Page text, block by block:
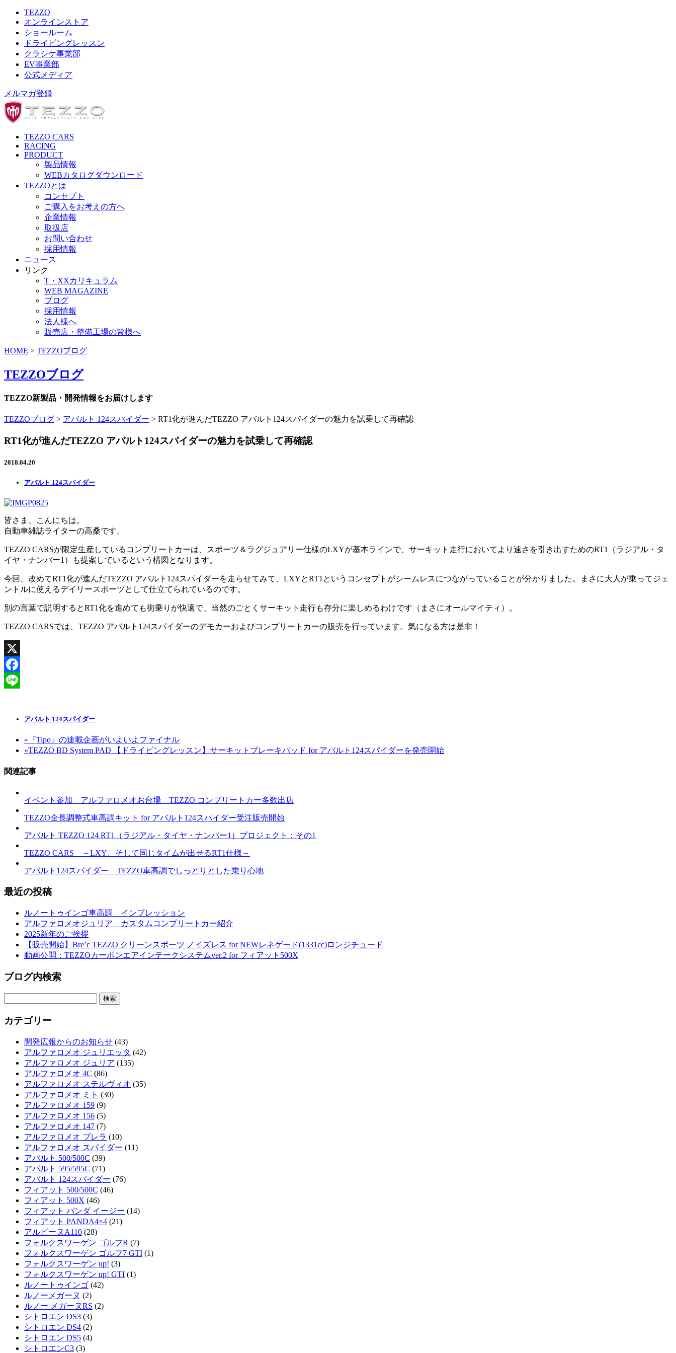
TEZZO
オンラインストア
ショールーム
ドライビングレッスン
クラシケ事業部
EV事業部
公式メディア
メルマガ登録
TEZZO CARS
RACING
PRODUCT
製品情報
WEBカタログダウンロード
TEZZOとは
コンセプト
ご購入をお考えの方へ
企業情報
取扱店
お問い合わせ
採用情報
ニュース
リンク
T・XXカリキュラム
WEB MAGAZINE
ブログ
採用情報
法人様へ
販売店・整備工場の皆様へ
HOME > TEZZOブログ
TEZZOブログ
TEZZO新製品・開発情報をお届けします
TEZZOブログ > アバルト 124スパイダー > RT1化が進んだTEZZO アバルト124スパイダーの魅力を試乗して再確認
RT1化が進んだTEZZO アバルト124スパイダーの魅力を試乗して再確認
2018.04.20
アバルト 124スパイダー
皆さま、こんにちは。
自動車雑誌ライターの高桑です。
TEZZO CARSが限定生産しているコンプリートカーは、スポーツ＆ラグジュアリー仕様のLXYが基本ラインで、サーキット走行においてより速さを引き出すためのRT1（ラジアル・タ
イヤ・ナンバー1）も提案しているという構図となります。
今回、改めてRT1化が進んだTEZZO アバルト124スパイダーを走らせてみて、LXYとRT1というコンセプトがシームレスにつながっていることが分かりました。まさに大人が乗ってジェ
ントルに使えるデイリースポーツとして仕立てられているのです。
別の言葉で説明するとRT1化を進めても街乗りが快適で、当然のごとくサーキット走行も存分に楽しめるわけです（まさにオールマイティ）。
TEZZO CARSでは、TEZZO アバルト124スパイダーのデモカーおよびコンプリートカーの販売を行っています。気になる方は是非！
X
Facebook
アバルト 124スパイダー
» 『Tipo』の連載企画がいよいよファイナル
«TEZZO BD System PAD 【ドライビングレッスン】サーキットブレーキパッド for アバルト124スパイダーを発売開始
関連記事
イベント参加 アルファロメオお台場 TEZZO コンプリートカー多数出店
TEZZO全長調整式車高調キット for アバルト124スパイダー受注販売開始
アバルト TEZZO 124 RT1（ラジアル・タイヤ・ナンバー1）プロジェクト：その1
TEZZO CARS ～LXY、そして同じタイムが出せるRT1仕様～
アバルト124スパイダー TEZZO車高調でしっとりとした乗り心地
最近の投稿
ルノートゥインゴ車高調 インプレッション
アルファロメオジュリア カスタムコンプリートカー紹介
2025新年のご挨拶
【販売開始】Bre’c TEZZO クリーンスポーツ ノイズレス for NEWレネゲード(1331cc)ロンジチュード
動画公開：TEZZOカーボンエアインテークシステムver.2 for フィアット500X
ブログ内検索
カテゴリー
開発広報からのお知らせ (43)
アルファロメオ ジュリエッタ (42)
アルファロメオ ジュリア (135)
アルファロメオ 4C (86)
アルファロメオ ステルヴィオ (35)
アルファロメオ ミト (30)
アルファロメオ 159 (9)
アルファロメオ 156 (5)
アルファロメオ 147 (7)
アルファロメオ ブレラ (10)
アルファロメオ スパイダー (11)
アバルト 500/500C (39)
アバルト 595/595C (71)
アバルト 124スパイダー (76)
フィアット 500/500C (46)
フィアット 500X (46)
フィアット パンダ イージー (14)
フィアット PANDA4×4 (21)
アルピーヌA110 (28)
フォルクスワーゲン ゴルフR (7)
フォルクスワーゲン ゴルフ7 GTI (1)
フォルクスワーゲン up! (3)
フォルクスワーゲン up! GTI (1)
ルノートゥインゴ (42)
ルノーメガーヌ (2)
ルノー メガーヌRS (2)
シトロエン DS3 (3)
シトロエン DS4 (2)
シトロエン DS5 (4)
シトロエンC3 (3)